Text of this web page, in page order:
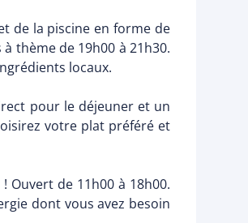
de la piscine en forme de
thème de 19h00 à 21h30.
locaux.
pour le déjeuner et un
votre plat préféré et
de 11h00 à 18h00.
dont vous avez besoin